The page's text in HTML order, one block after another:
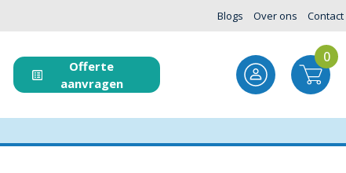
Blogs Over ons Contact
Offerte
aanvragen
0